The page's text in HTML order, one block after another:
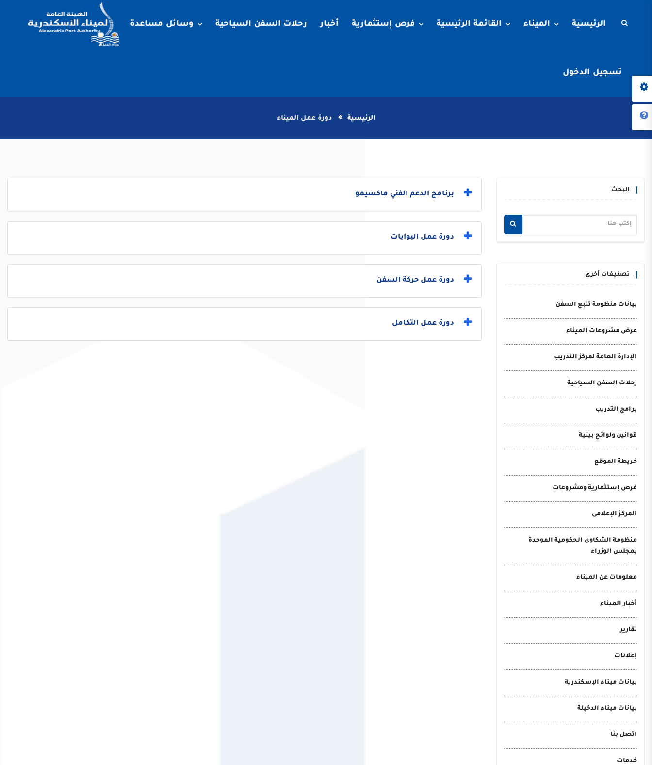
الرئيسية الميناء القائمة الرئيسية فرص إستثمارية أخبار رحلات السفن السياحية وسائل مساعدة
تسجيل الدخول
الرئيسية دورة عمل الميناء
البحث
تصنيفات أخرى
بيانات منظومة تتبع السفن
عرض مشروعات الميناء
الإدارة العامة لمركز التدريب
رحلات السفن السياحية
برامج التدريب
قوانين ولوائح بيئية
خريطة الموقع
فرص إستثمارية ومشروعات
المركز الإعلامى
منظومة الشكاوى الحكومية الموحدة
بمجلس الوزراء
معلومات عن الميناء
أخبار الميناء
تقارير
إعلانات
بيانات ميناء الإسكندرية
بيانات ميناء الدخيلة
اتصل بنا
خدمات
برنامج الدعم الفني ماكسيمو
دورة عمل البوابات
دورة عمل حركة السفن
دورة عمل التكامل